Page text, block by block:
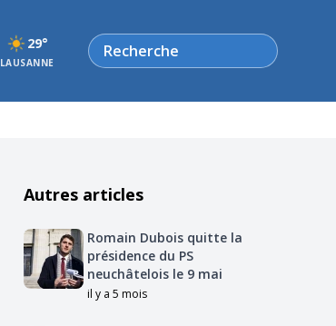
29°
LAUSANNE
Rechercher
Autres articles
Romain Dubois quitte la
présidence du PS
neuchâtelois le 9 mai
il y a 5 mois